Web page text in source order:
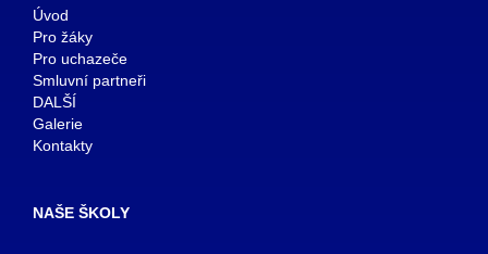
Úvod
Pro žáky
Pro uchazeče
Smluvní partneři
DALŠÍ
Galerie
Kontakty
NAŠE ŠKOLY